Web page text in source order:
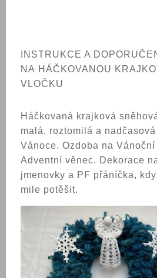
INSTRUKCE A
NA HÁČKOVANOU
VLOČKU
Háčkovaná krajková
malá, roztomilá a
Vánoce. Ozdoba na
Adventní věnec. Dekorace
jmenovky a PF přáníčka,
mile potěšit.